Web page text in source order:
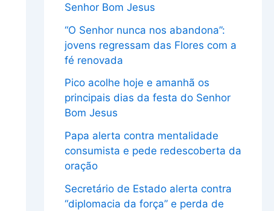
Senhor Bom Jesus
“O Senhor nunca nos abandona”:
jovens regressam das Flores com a
fé renovada
Pico acolhe hoje e amanhã os
principais dias da festa do Senhor
Bom Jesus
Papa alerta contra mentalidade
consumista e pede redescoberta da
oração
Secretário de Estado alerta contra
“diplomacia da força” e perda de